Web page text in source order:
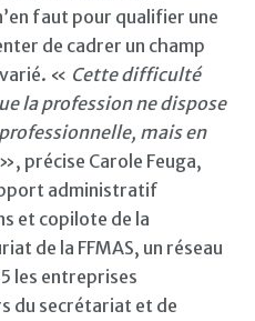
faut pour qualifier une
de cadrer un champ
« Cette difficulté
la profession ne dispose
mais en
précise Carole Feuga,
administratif
et copilote de la
de la FFMAS, un réseau
les entreprises
du secrétariat et de